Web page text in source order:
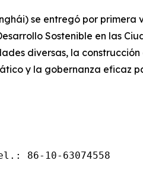
se entregó por primera
Sostenible en las
diversas, la
y la gobernanza eficaz
86-10-63074558